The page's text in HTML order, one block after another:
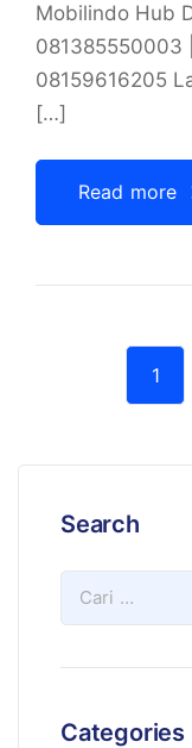
Mobilindo Hub
081385550003
08159616205
[…]
Read more
1
Search
Categories